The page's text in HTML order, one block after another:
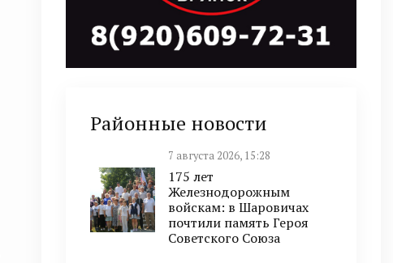
Районные новости
7 августа 2026, 15:28
175 лет
Железнодорожным
войскам: в Шаровичах
почтили память Героя
Советского Союза